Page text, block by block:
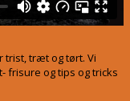
trist, træt og tørt. Vi
frisure og tips og tricks